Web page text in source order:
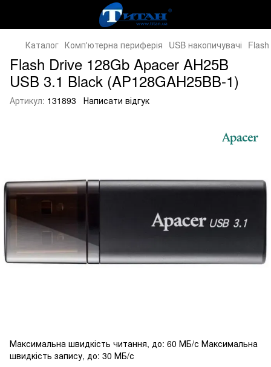
Каталог Комп'ютерна периферія USB накопичувачі
Flash Drive 128Gb Apacer AH25B
USB 3.1 Black (AP128GAH25BB-1)
Артикул: 131893 Написати відгук
Максимальна швидкість читання, до: 60 МБ/с Максимальна
швидкість запису, до: 30 МБ/с